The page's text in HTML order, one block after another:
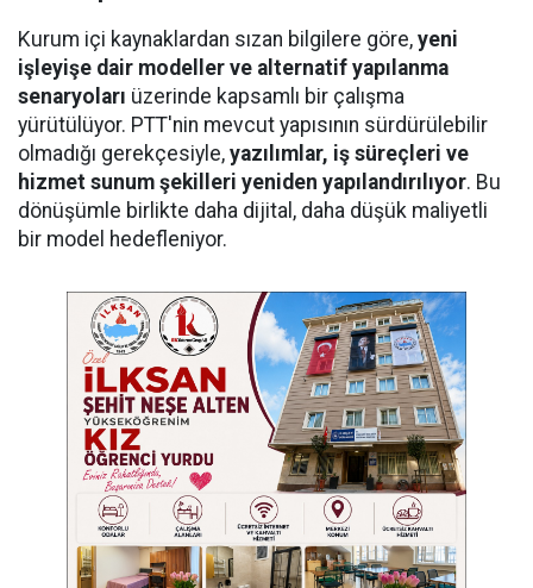
Kurum içi kaynaklardan sızan bilgilere göre, yeni
işleyişe dair modeller ve alternatif yapılanma
senaryoları üzerinde kapsamlı bir çalışma
yürütülüyor. PTT'nin mevcut yapısının sürdürülebilir
olmadığı gerekçesiyle, yazılımlar, iş süreçleri ve
hizmet sunum şekilleri yeniden yapılandırılıyor. Bu
dönüşümle birlikte daha dijital, daha düşük maliyetli
bir model hedefleniyor.